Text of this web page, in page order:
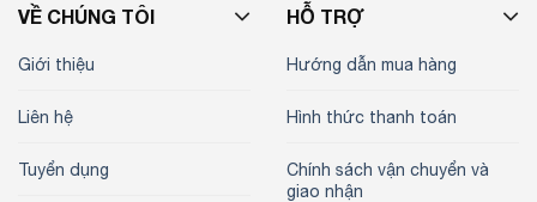
VỀ CHÚNG TÔI
Giới thiệu
Liên hệ
Tuyển dụng
HỖ TRỢ
Hướng dẫn mua hàng
Hình thức thanh toán
Chính sách vận chuyển và
giao nhận